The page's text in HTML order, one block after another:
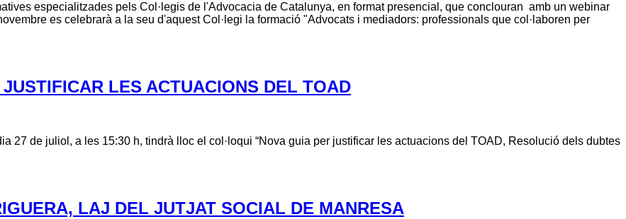
especialitzades pels Col·legis de l'Advocacia de Catalunya, en format presencial, que conclouran amb un webinar
es celebrarà a la seu d'aquest Col·legi la formació "Advocats i mediadors: professionals que col·laboren per
LES ACTUACIONS DEL TOAD
27 de juliol, a les 15:30 h, tindrà lloc el col·loqui “Nova guia per justificar les actuacions del TOAD, Resolució dels dubtes
LAJ DEL JUTJAT SOCIAL DE MANRESA